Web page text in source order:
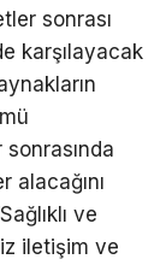
sonrası
karşılayacak
alacağını
ve
iletişim ve